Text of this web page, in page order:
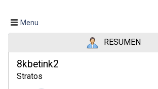
Menu
RESUMEN
8kbetink2
Stratos